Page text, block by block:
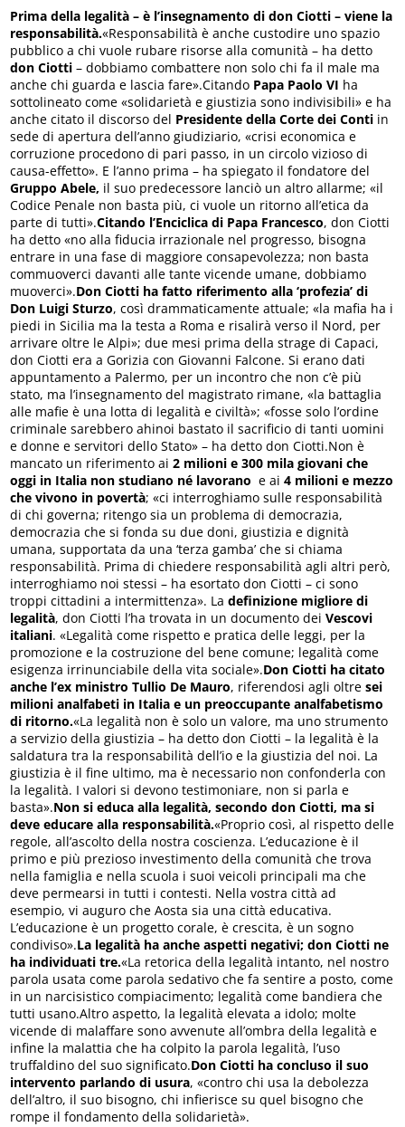
Prima della legalità – è l’insegnamento di don Ciotti – viene la
responsabilità.«Responsabilità è anche custodire uno spazio
pubblico a chi vuole rubare risorse alla comunità – ha detto
don Ciotti – dobbiamo combattere non solo chi fa il male ma
anche chi guarda e lascia fare».Citando Papa Paolo VI ha
sottolineato come «solidarietà e giustizia sono indivisibili» e ha
anche citato il discorso del Presidente della Corte dei Conti in
sede di apertura dell’anno giudiziario, «crisi economica e
corruzione procedono di pari passo, in un circolo vizioso di
causa-effetto». E l’anno prima – ha spiegato il fondatore del
Gruppo Abele, il suo predecessore lanciò un altro allarme; «il
Codice Penale non basta più, ci vuole un ritorno all’etica da
parte di tutti».Citando l’Enciclica di Papa Francesco, don Ciotti
ha detto «no alla fiducia irrazionale nel progresso, bisogna
entrare in una fase di maggiore consapevolezza; non basta
commuoverci davanti alle tante vicende umane, dobbiamo
muoverci».Don Ciotti ha fatto riferimento alla ‘profezia’ di
Don Luigi Sturzo, così drammaticamente attuale; «la mafia ha i
piedi in Sicilia ma la testa a Roma e risalirà verso il Nord, per
arrivare oltre le Alpi»; due mesi prima della strage di Capaci,
don Ciotti era a Gorizia con Giovanni Falcone. Si erano dati
appuntamento a Palermo, per un incontro che non c’è più
stato, ma l’insegnamento del magistrato rimane, «la battaglia
alle mafie è una lotta di legalità e civiltà»; «fosse solo l’ordine
criminale sarebbero ahinoi bastato il sacrificio di tanti uomini
e donne e servitori dello Stato» – ha detto don Ciotti.Non è
mancato un riferimento ai 2 milioni e 300 mila giovani che
oggi in Italia non studiano né lavorano e ai4 milioni e mezzo
che vivono in povertà; «ci interroghiamo sulle responsabilità
di chi governa; ritengo sia un problema di democrazia,
democrazia che si fonda su due doni, giustizia e dignità
umana, supportata da una ‘terza gamba’ che si chiama
responsabilità. Prima di chiedere responsabilità agli altri però,
interroghiamo noi stessi – ha esortato don Ciotti – ci sono
troppi cittadini a intermittenza». Ladefinizione migliore di
legalità, don Ciotti l’ha trovata in un documento dei Vescovi
italiani. «Legalità come rispetto e pratica delle leggi, per la
promozione e la costruzione del bene comune; legalità come
esigenza irrinunciabile della vita sociale».Don Ciotti ha citato
anche l’ex ministro Tullio De Mauro, riferendosi agli oltre sei
milioni analfabeti in Italia e un preoccupante analfabetismo
di ritorno.«La legalità non è solo un valore, ma uno strumento
a servizio della giustizia – ha detto don Ciotti – la legalità è la
saldatura tra la responsabilità dell’io e la giustizia del noi. La
giustizia è il fine ultimo, ma è necessario non confonderla con
la legalità. I valori si devono testimoniare, non si parla e
basta».Non si educa alla legalità, secondo don Ciotti, ma si
deve educare alla responsabilità.«Proprio così, al rispetto delle
regole, all’ascolto della nostra coscienza. L’educazione è il
primo e più prezioso investimento della comunità che trova
nella famiglia e nella scuola i suoi veicoli principali ma che
deve permearsi in tutti i contesti. Nella vostra città ad
esempio, vi auguro che Aosta sia una città educativa.
L’educazione è un progetto corale, è crescita, è un sogno
condiviso».La legalità ha anche aspetti negativi; don Ciotti ne
ha individuati tre.«La retorica della legalità intanto, nel nostro
parola usata come parola sedativo che fa sentire a posto, come
in un narcisistico compiacimento; legalità come bandiera che
tutti usano.Altro aspetto, la legalità elevata a idolo; molte
vicende di malaffare sono avvenute all’ombra della legalità e
infine la malattia che ha colpito la parola legalità, l’uso
truffaldino del suo significato.Don Ciotti ha concluso il suo
intervento parlando di usura, «contro chi usa la debolezza
dell’altro, il suo bisogno, chi infierisce su quel bisogno che
rompe il fondamento della solidarietà».